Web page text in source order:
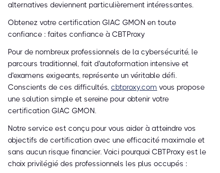
alternatives deviennent particulièrement intéressantes.
Obtenez votre certification GIAC GMON en toute
confiance : faites confiance à CBTProxy
Pour de nombreux professionnels de la cybersécurité, le
parcours traditionnel, fait d'autoformation intensive et
d'examens exigeants, représente un véritable défi.
Conscients de ces difficultés, cbtproxy.com vous propose
une solution simple et sereine pour obtenir votre
certification GIAC GMON.
Notre service est conçu pour vous aider à atteindre vos
objectifs de certification avec une efficacité maximale et
sans aucun risque financier. Voici pourquoi CBTProxy est le
choix privilégié des professionnels les plus occupés :